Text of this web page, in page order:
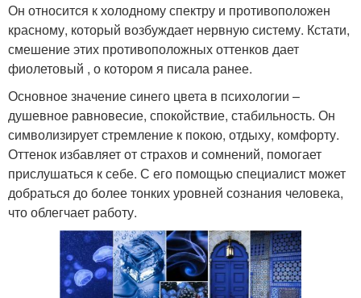
Он относится к холодному спектру и противоположен
красному, который возбуждает нервную систему. Кстати,
смешение этих противоположных оттенков дает
фиолетовый , о котором я писала ранее.
Основное значение синего цвета в психологии –
душевное равновесие, спокойствие, стабильность. Он
символизирует стремление к покою, отдыху, комфорту.
Оттенок избавляет от страхов и сомнений, помогает
прислушаться к себе. С его помощью специалист может
добраться до более тонких уровней сознания человека,
что облегчает работу.